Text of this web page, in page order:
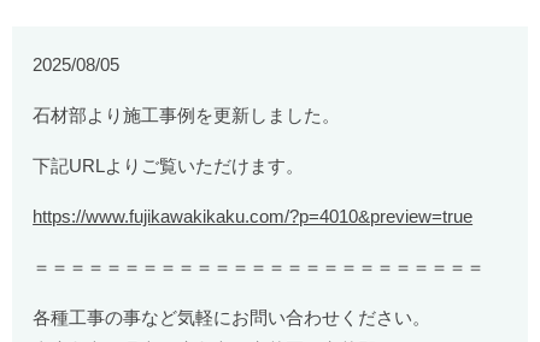
2025/08/05
石材部より施工事例を更新しました。
下記URLよりご覧いただけます。
https://www.fujikawakikaku.com/?p=4010&preview=true
＝＝＝＝＝＝＝＝＝＝＝＝＝＝＝＝＝＝＝＝＝＝＝＝＝
各種工事の事など気軽にお問い合わせください。